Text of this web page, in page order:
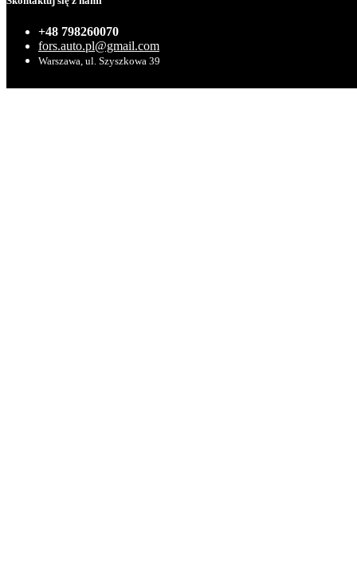
+48 798260070
fors.auto.pl@gmail.com
Warszawa, ul. Szyszkowa 39